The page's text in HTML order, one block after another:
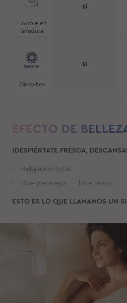
Lavable en
lavadora
Sí
Oeko-tex
Sí
EFECTO DE
¡DESPIÉRTATE FRESCA,
Relajación total.
Duerme mejor — luce mejor.
ESTO ES LO QUE LLAMAMOS UN